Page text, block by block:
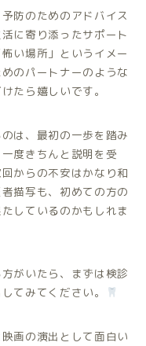
防のためのアドバイス
に寄り添ったサポート
い場所」というイメー
のパートナーのような
たら嬉しいです。
は、最初の一歩を踏み
度きちんと説明を受
からの不安はかなり和
描写も、初めての方の
しているのかもしれま
がいたら、まずは検診
てみてください。
画の演出として面白い